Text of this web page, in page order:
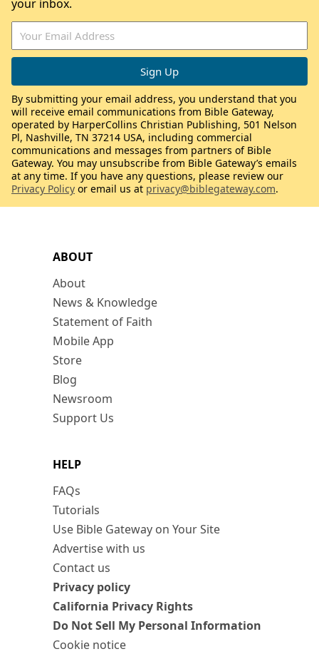
ABOUT
About
News & Knowledge
Statement of Faith
Mobile App
Store
Blog
Newsroom
Support Us
HELP
FAQs
Tutorials
Use Bible Gateway on Your Site
Advertise with us
Contact us
Privacy policy
California Privacy Rights
Do Not Sell My Personal Information
Cookie notice
your inbox.
By submitting your email address, you understand that you
will receive email communications from Bible Gateway,
operated by HarperCollins Christian Publishing, 501 Nelson
Pl, Nashville, TN 37214 USA, including commercial
communications and messages from partners of Bible
Gateway. You may unsubscribe from Bible Gateway’s emails
at any time. If you have any questions, please review our
Privacy Policy or email us at privacy@biblegateway.com.